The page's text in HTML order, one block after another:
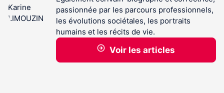
passionnée par les parcours professionnels,
les évolutions sociétales, les portraits
humains et les récits de vie.
Voir les articles